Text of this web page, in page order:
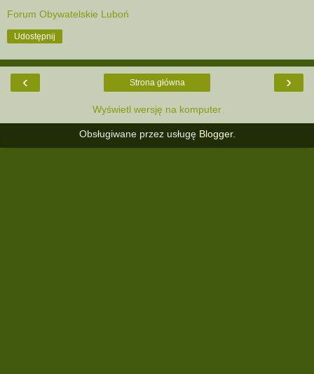
Forum Obywatelskie Luboń
Udostępnij
‹ ›
Strona główna
Wyświetl wersję na komputer
Obsługiwane przez usługę Blogger.